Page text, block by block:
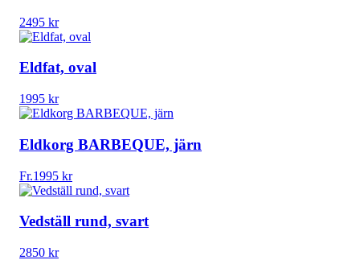
2495 kr
Eldfat, oval
1995 kr
Eldkorg BARBEQUE, järn
Fr.1995 kr
Vedställ rund, svart
2850 kr